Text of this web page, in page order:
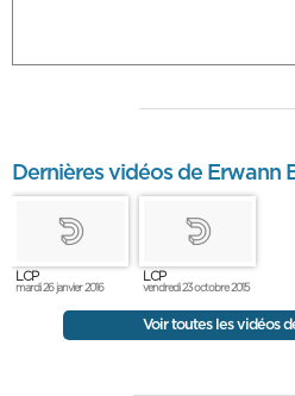
Dernières vidéos de Erwann
LCP
mardi 26 janvier 2016
LCP
vendredi 23 octobre 2015
Voir toutes les vidéos